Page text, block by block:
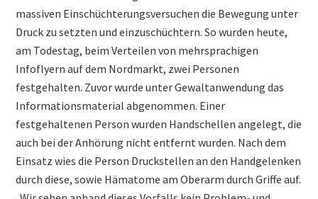
massiven Einschüchterungsversuchen die Bewegung unter
Druck zu setzten und einzuschüchtern. So wurden heute,
am Todestag, beim Verteilen von mehrsprachigen
Infoflyern auf dem Nordmarkt, zwei Personen
festgehalten. Zuvor wurde unter Gewaltanwendung das
Informationsmaterial abgenommen. Einer
festgehaltenen Person wurden Handschellen angelegt, die
auch bei der Anhörung nicht entfernt wurden. Nach dem
Einsatz wies die Person Druckstellen an den Handgelenken
durch diese, sowie Hämatome am Oberarm durch Griffe auf.